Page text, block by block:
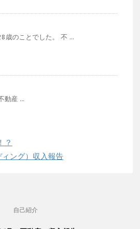
歳のことでした。 不 ...
動産 ...
？
ング）収入報告
自己紹介